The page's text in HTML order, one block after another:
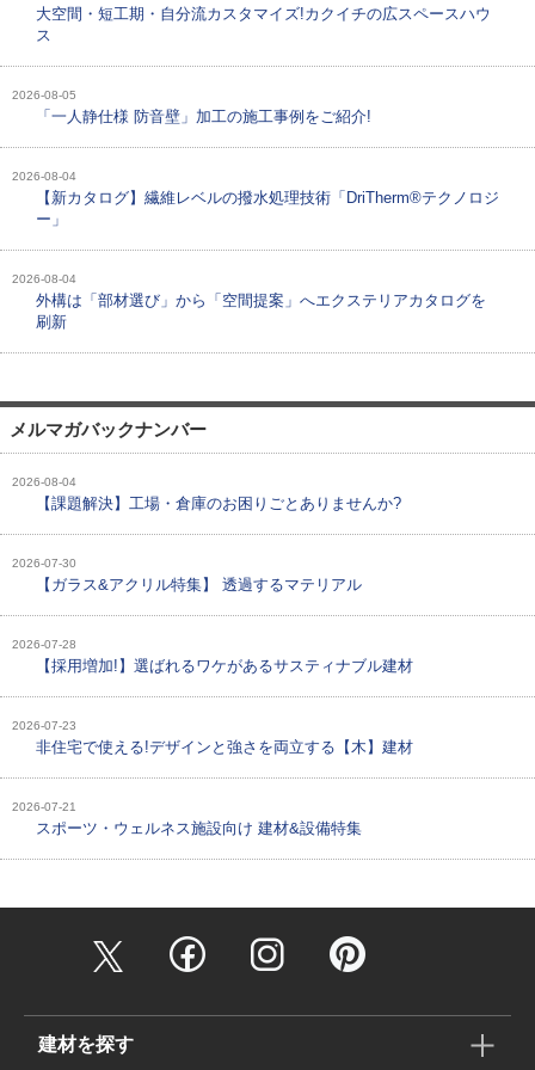
大空間・短工期・自分流カスタマイズ!カクイチの広スペースハウ
ス
2026-08-05
「一人静仕様 防音壁」加工の施工事例をご紹介!
2026-08-04
【新カタログ】繊維レベルの撥水処理技術「DriTherm®テクノロジ
ー」
2026-08-04
外構は「部材選び」から「空間提案」へエクステリアカタログを
刷新
メルマガバックナンバー
2026-08-04
【課題解決】工場・倉庫のお困りごとありませんか?
2026-07-30
【ガラス&アクリル特集】 透過するマテリアル
2026-07-28
【採用増加!】選ばれるワケがあるサスティナブル建材
2026-07-23
非住宅で使える!デザインと強さを両立する【木】建材
2026-07-21
スポーツ・ウェルネス施設向け 建材&設備特集
建材を探す